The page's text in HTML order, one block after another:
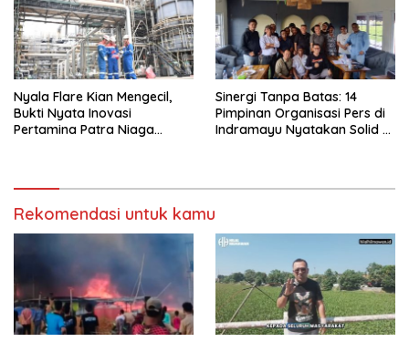
Nyala Flare Kian Mengecil,
Bukti Nyata Inovasi
Pertamina Patra Niaga
Sinergi Tanpa Batas: 14
Pimpinan Organisasi Pers di
Indramayu Nyatakan Solid di
Rekomendasi untuk kamu